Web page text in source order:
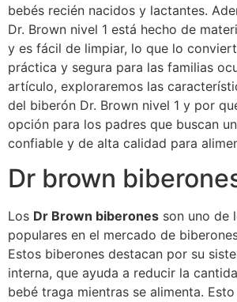
bebés recién nacidos y lactantes.
Dr. Brown nivel 1 está hecho de
y es fácil de limpiar, lo que lo
práctica y segura para las familias
artículo, exploraremos las
del biberón Dr. Brown nivel 1 y por
opción para los padres que buscan
confiable y de alta calidad para
Dr brown
Los Dr Brown biberones son uno de
populares en el mercado de
Estos biberones destacan por su
interna, que ayuda a reducir la
bebé traga mientras se alimenta.